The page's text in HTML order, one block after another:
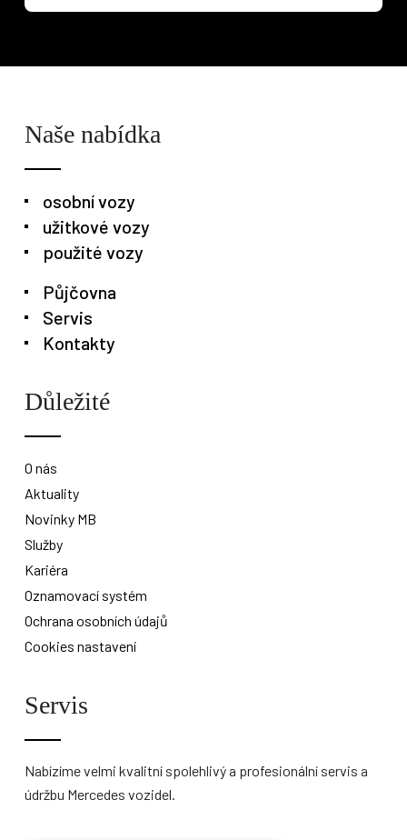
Naše nabídka
osobní vozy
užitkové vozy
použité vozy
Půjčovna
Servis
Kontakty
Důležité
O nás
Aktuality
Novinky MB
Služby
Kariéra
Oznamovací systém
Ochrana osobních údajů
Cookies nastavení
Servis
Nabízíme velmi kvalitní spolehlivý a profesionální servis a
údržbu Mercedes vozidel.
Osobní vozy